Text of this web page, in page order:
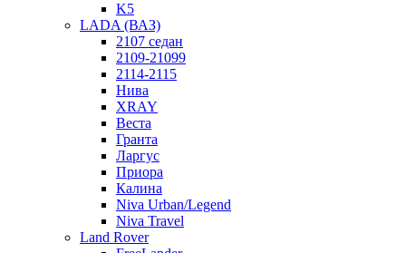
K5
LADA (ВАЗ)
2107 седан
2109-21099
2114-2115
Нива
XRAY
Веста
Гранта
Ларгус
Приора
Калина
Niva Urban/Legend
Niva Travel
Land Rover